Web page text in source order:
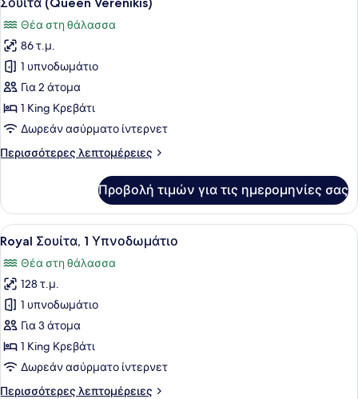
όλων
των
φωτογραφιών
για
Σουίτα
(Queen
Verenikis)
Θέα στη θάλασσα
86 τ.μ.
1 υπνοδωμάτιο
Για 2 άτομα
1 King Κρεβάτι
Δωρεάν ασύρματο ίντερνετ
Περισσότερες λεπτομέρειες
Περισσότερες
(Queen
Verenikis)
Προβολή τιμών για τις ημερομηνίες σας
Προβολή
όλων
των
φωτογραφιών
για
Royal
Σουίτα,
1
Υπνοδωμάτιο
Ένα μεγάλο κρεβάτι με ουρανό,
2
Royal Σουίτα, 1 Υπνοδωμάτιο
Θέα στη θάλασσα
128 τ.μ.
1 υπνοδωμάτιο
Για 3 άτομα
1 King Κρεβάτι
Δωρεάν ασύρματο ίντερνετ
Περισσότερες λεπτομέρειες
Περισσότερες